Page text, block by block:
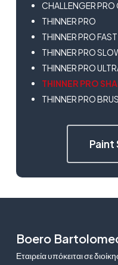
CHALLENGER PRO
THINNER PRO
THINNER PRO FAST
THINNER PRO
THINNER PRO
THINNER PRO
THINNER PRO
Paint
Boero
Εταιρεία υπόκειται σε